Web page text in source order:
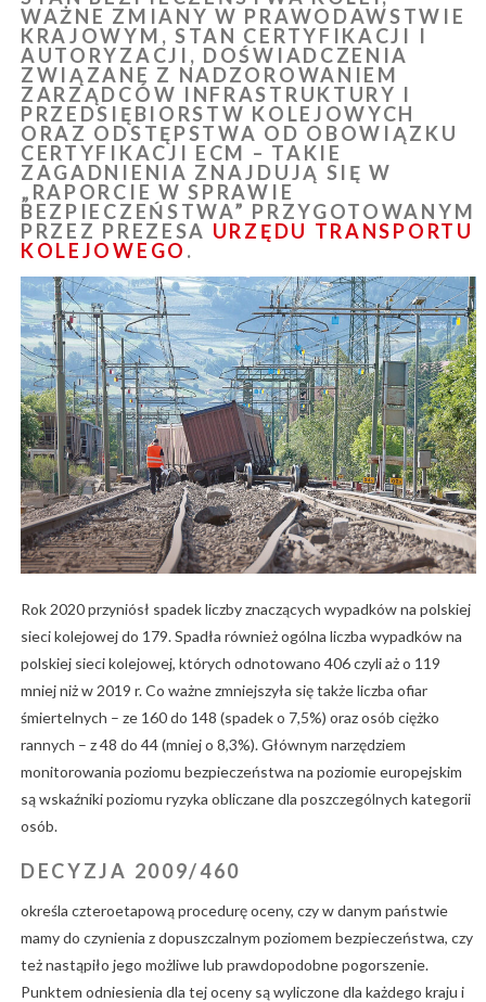
WAŻNE ZMIANY W PRAWODAWSTWIE
KRAJOWYM, STAN CERTYFIKACJI I
AUTORYZACJI, DOŚWIADCZENIA
ZWIĄZANE Z NADZOROWANIEM
ZARZĄDCÓW INFRASTRUKTURY I
PRZEDSIĘBIORSTW KOLEJOWYCH
ORAZ ODSTĘPSTWA OD OBOWIĄZKU
CERTYFIKACJI ECM – TAKIE
ZAGADNIENIA ZNAJDUJĄ SIĘ W
„RAPORCIE W SPRAWIE
BEZPIECZEŃSTWA” PRZYGOTOWANYM
PRZEZ PREZESA URZĘDU TRANSPORTU
KOLEJOWEGO .
Rok 2020 przyniósł spadek liczby znaczących wypadków na polskiej
sieci kolejowej do 179. Spadła również ogólna liczba wypadków na
polskiej sieci kolejowej, których odnotowano 406 czyli aż o 119
mniej niż w 2019 r. Co ważne zmniejszyła się także liczba ofiar
śmiertelnych – ze 160 do 148 (spadek o 7,5%) oraz osób ciężko
rannych – z 48 do 44 (mniej o 8,3%). Głównym narzędziem
monitorowania poziomu bezpieczeństwa na poziomie europejskim
są wskaźniki poziomu ryzyka obliczane dla poszczególnych kategorii
osób.
DECYZJA 2009/460
określa czteroetapową procedurę oceny, czy w danym państwie
mamy do czynienia z dopuszczalnym poziomem bezpieczeństwa, czy
też nastąpiło jego możliwe lub prawdopodobne pogorszenie.
Punktem odniesienia dla tej oceny są wyliczone dla każdego kraju i